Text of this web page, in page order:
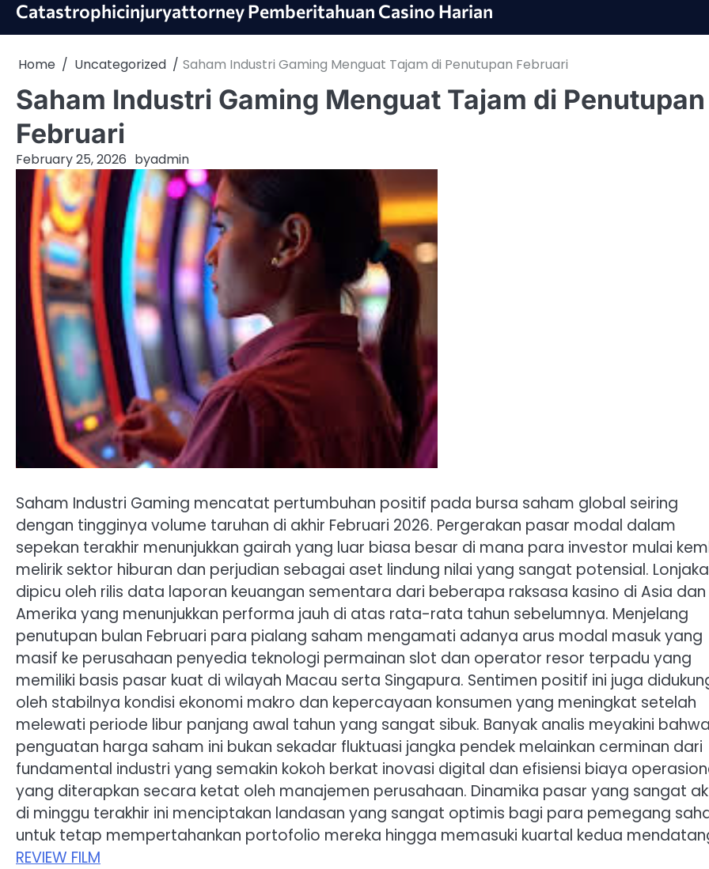
SkipCatastrophicinjuryattorney Pemberitahuan Casino Harian
Home Uncategorized Saham Industri Gaming Menguat Tajam di Penutupan Februari
Saham Industri Gaming Menguat Tajam di Penutupan
Februari
February 25, 2026 byadmin
Saham Industri Gaming mencatat pertumbuhan positif pada bursa saham global seiring
dengan tingginya volume taruhan di akhir Februari 2026. Pergerakan pasar modal dalam
sepekan terakhir menunjukkan gairah yang luar biasa besar di mana para investor mulai
melirik sektor hiburan dan perjudian sebagai aset lindung nilai yang sangat potensial.
dipicu oleh rilis data laporan keuangan sementara dari beberapa raksasa kasino di Asia dan
Amerika yang menunjukkan performa jauh di atas rata-rata tahun sebelumnya. Menjelang
penutupan bulan Februari para pialang saham mengamati adanya arus modal masuk yang
masif ke perusahaan penyedia teknologi permainan slot dan operator resor terpadu yang
memiliki basis pasar kuat di wilayah Macau serta Singapura. Sentimen positif ini juga
oleh stabilnya kondisi ekonomi makro dan kepercayaan konsumen yang meningkat setelah
melewati periode libur panjang awal tahun yang sangat sibuk. Banyak analis meyakini bahwa
penguatan harga saham ini bukan sekadar fluktuasi jangka pendek melainkan cerminan dari
fundamental industri yang semakin kokoh berkat inovasi digital dan efisiensi biaya
yang diterapkan secara ketat oleh manajemen perusahaan. Dinamika pasar yang sangat
di minggu terakhir ini menciptakan landasan yang sangat optimis bagi para pemegang
untuk tetap mempertahankan portofolio mereka hingga memasuki kuartal kedua
REVIEW FILM